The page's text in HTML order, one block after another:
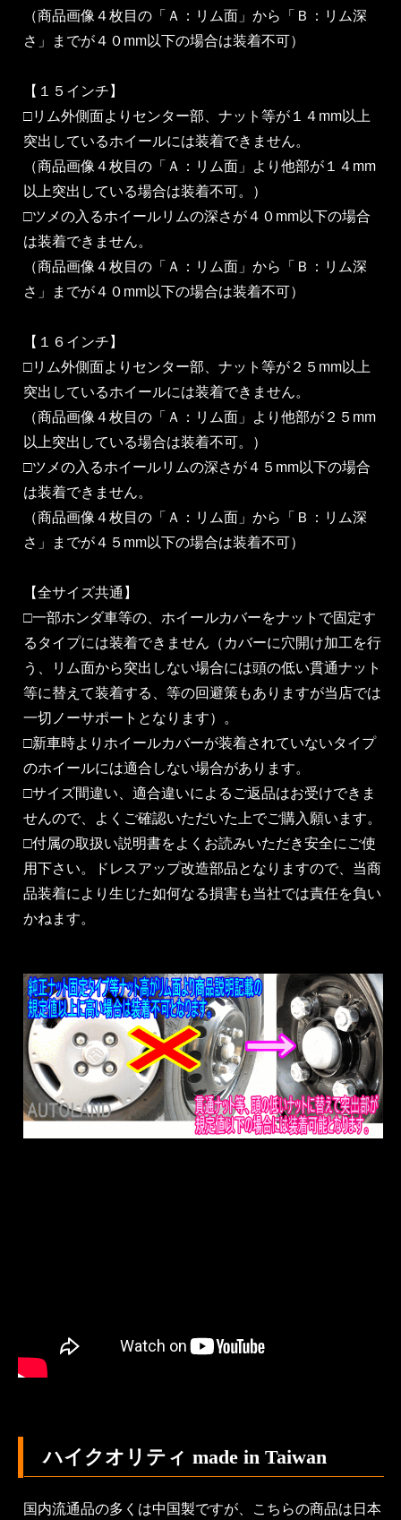
（商品画像４枚目の「Ａ：リム面」から「Ｂ：リム深
さ」までが４０mm以下の場合は装着不可）
【１５インチ】
□リム外側面よりセンター部、ナット等が１４mm以上
突出しているホイールには装着できません。
（商品画像４枚目の「Ａ：リム面」より他部が１４mm
以上突出している場合は装着不可。）
□ツメの入るホイールリムの深さが４０mm以下の場合
は装着できません。
（商品画像４枚目の「Ａ：リム面」から「Ｂ：リム深
さ」までが４０mm以下の場合は装着不可）
【１６インチ】
□リム外側面よりセンター部、ナット等が２５mm以上
突出しているホイールには装着できません。
（商品画像４枚目の「Ａ：リム面」より他部が２５mm
以上突出している場合は装着不可。）
□ツメの入るホイールリムの深さが４５mm以下の場合
は装着できません。
（商品画像４枚目の「Ａ：リム面」から「Ｂ：リム深
さ」までが４５mm以下の場合は装着不可）
【全サイズ共通】
□一部ホンダ車等の、ホイールカバーをナットで固定す
るタイプには装着できません（カバーに穴開け加工を行
う、リム面から突出しない場合には頭の低い貫通ナット
等に替えて装着する、等の回避策もありますが当店では
一切ノーサポートとなります）。
□新車時よりホイールカバーが装着されていないタイプ
のホイールには適合しない場合があります。
□サイズ間違い、適合違いによるご返品はお受けできま
せんので、よくご確認いただいた上でご購入願います。
□付属の取扱い説明書をよくお読みいただき安全にご使
用下さい。ドレスアップ改造部品となりますので、当商
品装着により生じた如何なる損害も当社では責任を負い
かねます。
ハイクオリティ made in Taiwan
国内流通品の多くは中国製ですが、こちらの商品は日本